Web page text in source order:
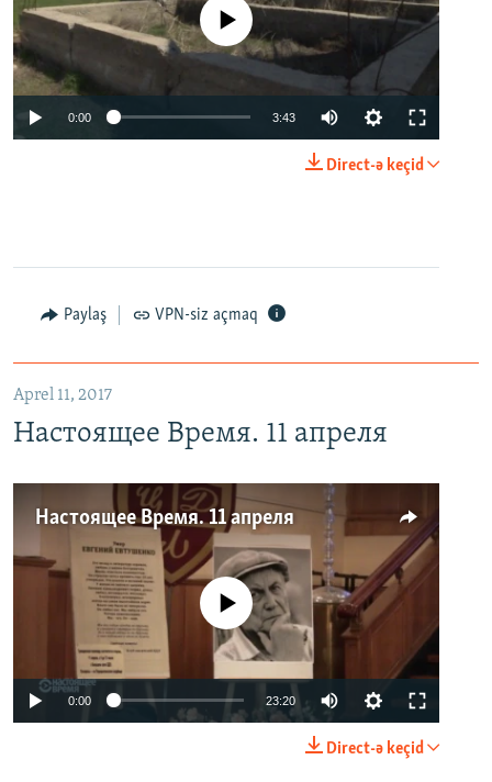
No media source currently available
0:00 3:43
Direct-ə keçid
Paylaş VPN-siz açmaq
Aprel 11, 2017
Настоящее Время. 11 апреля
Настоящее Время. 11 апреля
No media source currently available
0:00 23:20
Direct-ə keçid